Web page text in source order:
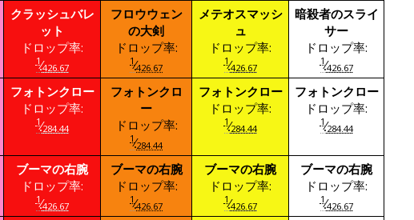
クラッシュバレ
ット
ドロップ率:
1⁄426.67
フロウウェン
の大剣
ドロップ率:
1⁄426.67
メテオスマッシ
ュ
ドロップ率:
1⁄426.67
暗殺者のスライ
サー
ドロップ率:
1⁄426.67
フォトンクロー
ドロップ率:
1⁄284.44
フォトンクロ
ー
ドロップ率:
1⁄284.44
フォトンクロー
ドロップ率:
1⁄284.44
フォトンクロー
ドロップ率:
1⁄284.44
ブーマの右腕
ドロップ率:
1⁄426.67
ブーマの右腕
ドロップ率:
1⁄426.67
ブーマの右腕
ドロップ率:
1⁄426.67
ブーマの右腕
ドロップ率:
1⁄426.67